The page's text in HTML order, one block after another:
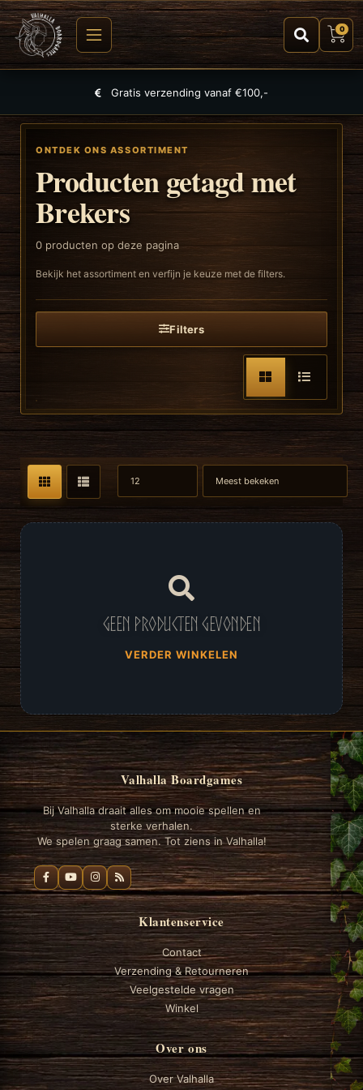
0
Gratis verzending vanaf €100,-
ONTDEK ONS ASSORTIMENT
Producten getagd met
Brekers
0 producten op deze pagina
Bekijk het assortiment en verfijn je keuze met de filters.
Filters
Geen producten gevonden
VERDER WINKELEN
Valhalla Boardgames
Bij Valhalla draait alles om mooie spellen en
sterke verhalen.
We spelen graag samen. Tot ziens in Valhalla!
Klantenservice
Contact
Verzending & Retourneren
Veelgestelde vragen
Winkel
Over ons
Over Valhalla